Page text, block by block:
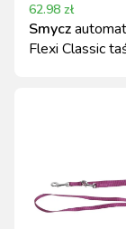
62.98 zł
Smycz
Flexi Classic